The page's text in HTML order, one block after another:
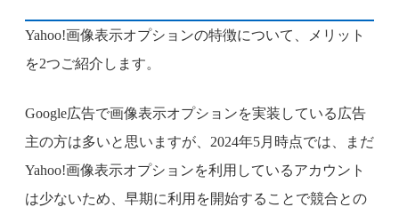
Yahoo!画像表示オプションの特徴について、メリット
を2つご紹介します。
Google広告で画像表示オプションを実装している広告
主の方は多いと思いますが、2024年5月時点では、まだ
Yahoo!画像表示オプションを利用しているアカウント
は少ないため、早期に利用を開始することで競合との